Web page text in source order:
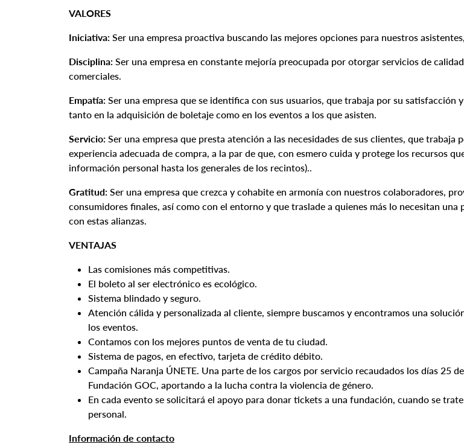
VALORES
Iniciativa: Ser una empresa proactiva buscando las mejores opciones para nuestros
Disciplina: Ser una empresa en constante mejoría preocupada por otorgar servicios de
comerciales.
Empatía: Ser una empresa que se identifica con sus usuarios, que trabaja por su satisfacción
tanto en la adquisición de boletaje como en los eventos a los que asisten.
Servicio: Ser una empresa que presta atención a las necesidades de sus clientes, que trabaja
experiencia adecuada de compra, a la par de que, con esmero cuida y protege los recursos
información personal hasta los generales de los recintos)..
Gratitud: Ser una empresa que crezca y cohabite en armonía con nuestros colaboradores,
consumidores finales, así como con el entorno y que traslade a quienes más lo necesitan
con estas alianzas.
VENTAJAS
Las comisiones más competitivas.
El boleto al ser electrónico es ecológico.
Sistema blindado y seguro.
Atención cálida y personalizada al cliente, siempre buscamos y encontramos una
los eventos.
Contamos con los mejores puntos de venta de tu ciudad.
Sistema de pagos, en efectivo, tarjeta de crédito débito.
Campaña Naranja ÚNETE. Una parte de los cargos por servicio recaudados los días 25
Fundación GOC, aportando a la lucha contra la violencia de género.
En cada evento se solicitará el apoyo para donar tickets a una fundación, cuando se
personal.
Información de contacto